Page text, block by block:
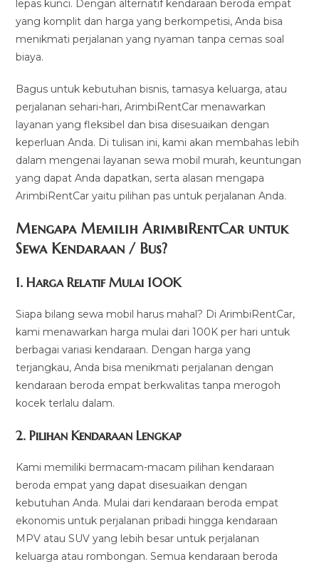
lepas kunci. Dengan alternatif kendaraan beroda empat
yang komplit dan harga yang berkompetisi, Anda bisa
menikmati perjalanan yang nyaman tanpa cemas soal
biaya.
Bagus untuk kebutuhan bisnis, tamasya keluarga, atau
perjalanan sehari-hari, ArimbiRentCar menawarkan
layanan yang fleksibel dan bisa disesuaikan dengan
keperluan Anda. Di tulisan ini, kami akan membahas lebih
dalam mengenai layanan sewa mobil murah, keuntungan
yang dapat Anda dapatkan, serta alasan mengapa
ArimbiRentCar yaitu pilihan pas untuk perjalanan Anda.
Mengapa Memilih ArimbiRentCar untuk
Sewa Kendaraan / Bus?
1.Harga Relatif Mulai 100K
Siapa bilang sewa mobil harus mahal? Di ArimbiRentCar,
kami menawarkan harga mulai dari 100K per hari untuk
berbagai variasi kendaraan. Dengan harga yang
terjangkau, Anda bisa menikmati perjalanan dengan
kendaraan beroda empat berkwalitas tanpa merogoh
kocek terlalu dalam.
2. Pilihan Kendaraan Lengkap
Kami memiliki bermacam-macam pilihan kendaraan
beroda empat yang dapat disesuaikan dengan
kebutuhan Anda. Mulai dari kendaraan beroda empat
ekonomis untuk perjalanan pribadi hingga kendaraan
MPV atau SUV yang lebih besar untuk perjalanan
keluarga atau rombongan. Semua kendaraan beroda